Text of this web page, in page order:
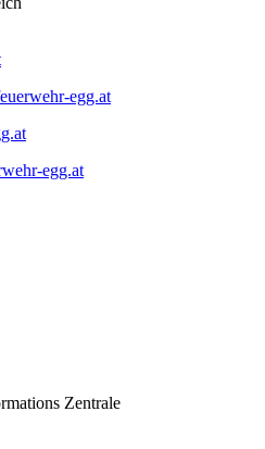
egg.at
egg.at
Zentrale